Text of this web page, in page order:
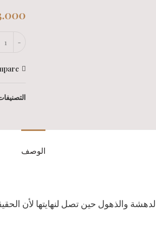
الوصف
والذهول حين تصل لنهايتها لأن